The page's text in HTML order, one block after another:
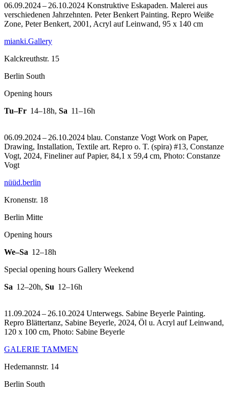
06.09.2024 – 26.10.2024 Konstruktive Eskapaden. Malerei aus
verschiedenen Jahrzehnten. Peter Benkert Painting. Repro Weiße
Zone, Peter Benkert, 2001, Acryl auf Leinwand, 95 x 140 cm
mianki.Gallery
Kalckreuthstr. 15
Berlin South
Opening hours
Tu–Fr 14–18h, Sa 11–16h
06.09.2024 – 26.10.2024 blau. Constanze Vogt Work on Paper,
Drawing, Installation, Textile art. Repro o. T. (spira) #13, Constanze
Vogt, 2024, Fineliner auf Papier, 84,1 x 59,4 cm, Photo: Constanze
Vogt
nüüd.berlin
Kronenstr. 18
Berlin Mitte
Opening hours
We–Sa 12–18h
Special opening hours Gallery Weekend
Sa 12–20h, Su 12–16h
11.09.2024 – 26.10.2024 Unterwegs. Sabine Beyerle Painting.
Repro Blättertanz, Sabine Beyerle, 2024, Öl u. Acryl auf Leinwand,
120 x 100 cm, Photo: Sabine Beyerle
GALERIE TAMMEN
Hedemannstr. 14
Berlin South